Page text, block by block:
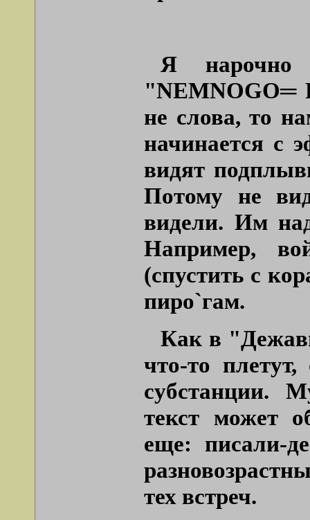
Я нарочно
"NEMNOGO═
не слова, то
начинается с
видят
Потому не
видели. Им
Например,
(спустить с
пиро`гам.
Как в
что-то
субстанции.
текст может
еще: писали-
тех встреч.